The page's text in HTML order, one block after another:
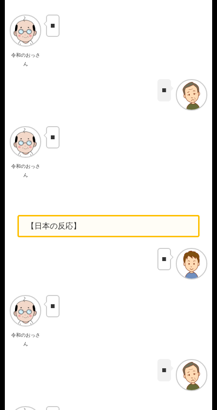
令和のおっさ
ん
■
■
令和のおっさ
ん
■
【日本の反応】
■
令和のおっさ
ん
■
■